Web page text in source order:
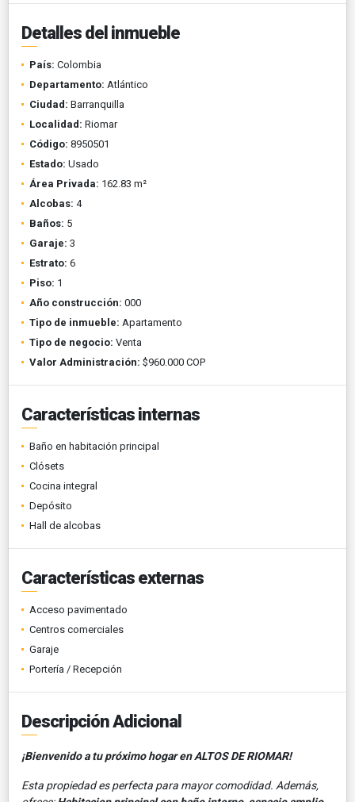
Detalles del inmueble
País: Colombia
Departamento: Atlántico
Ciudad: Barranquilla
Localidad: Riomar
Código: 8950501
Estado: Usado
Área Privada: 162.83 m²
Alcobas: 4
Baños: 5
Garaje: 3
Estrato: 6
Piso: 1
Año construcción: 000
Tipo de inmueble: Apartamento
Tipo de negocio: Venta
Valor Administración: $960.000 COP
Características internas
Baño en habitación principal
Clósets
Cocina integral
Depósito
Hall de alcobas
Características externas
Acceso pavimentado
Centros comerciales
Garaje
Portería / Recepción
Descripción Adicional
¡Bienvenido a tu próximo hogar en ALTOS DE RIOMAR!
Esta propiedad es perfecta para mayor comodidad. Además,